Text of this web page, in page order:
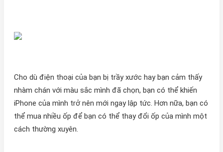
Cho dù điện thoại của bạn bị trầy xước hay bạn cảm thấy
nhàm chán với màu sắc mình đã chọn, bạn có thể khiến
iPhone của mình trở nên mới ngay lập tức. Hơn nữa, bạn có
thể mua nhiều ốp để bạn có thể thay đổi ốp của mình một
cách thường xuyên.